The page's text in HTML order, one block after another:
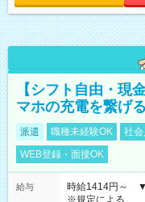
【シフト自由・現
マホの充電を繋げ
派遣 職種未経験OK 社
WEB登録・面接OK
給与
時給1414円～ ▼
※規定による